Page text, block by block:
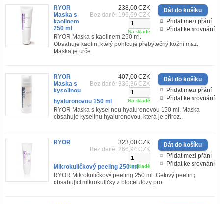
Přidat mezi přání
Přidat ke srovnání
238,00 CZK
Bez daně: 196,69 CZK
Na skladě
RYOR
Maska s
kaolinem
250 ml
RYOR Maska s kaolinem 250 ml.
Obsahuje kaolin, který pohlcuje přebytečný kožní maz.
Maska je urče..
Přidat mezi přání
Přidat ke srovnání
407,00 CZK
Bez daně: 336,36 CZK
Na skladě
RYOR
Maska s
kyselinou
hyaluronovou 150 ml
RYOR Maska s kyselinou hyaluronovou 150 ml. Maska
obsahuje kyselinu hyaluronovou, která je přiroz..
Přidat mezi přání
Přidat ke srovnání
323,00 CZK
Bez daně: 266,94 CZK
Na skladě
RYOR
Mikrokuličkový peeling 250 ml
RYOR Mikrokuličkový peeling 250 ml. Gelový peeling
obsahující mikrokuličky z biocelulózy pro..